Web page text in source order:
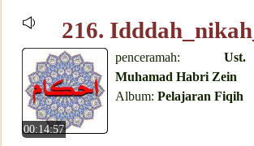
216.
00:14:57
penceramah: Ust.
Muhamad Habri Zein
Album: Pelajaran Fiqih